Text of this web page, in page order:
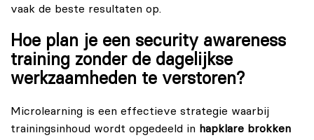
vaak de beste resultaten op.
Hoe plan je een security awareness
training zonder de dagelijkse
werkzaamheden te verstoren?
Microlearning is een effectieve strategie waarbij
trainingsinhoud wordt opgedeeld in hapklare brokken